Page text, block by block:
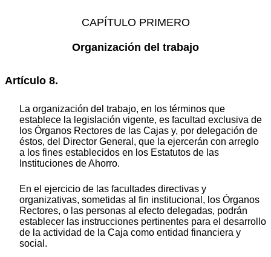
CAPÍTULO PRIMERO
Organización del trabajo
Artículo 8.
La organización del trabajo, en los términos que
establece la legislación vigente, es facultad exclusiva de
los Órganos Rectores de las Cajas y, por delegación de
éstos, del Director General, que la ejercerán con arreglo
a los fines establecidos en los Estatutos de las
Instituciones de Ahorro.
En el ejercicio de las facultades directivas y
organizativas, sometidas al fin institucional, los Órganos
Rectores, o las personas al efecto delegadas, podrán
establecer las instrucciones pertinentes para el desarrollo
de la actividad de la Caja como entidad financiera y
social.